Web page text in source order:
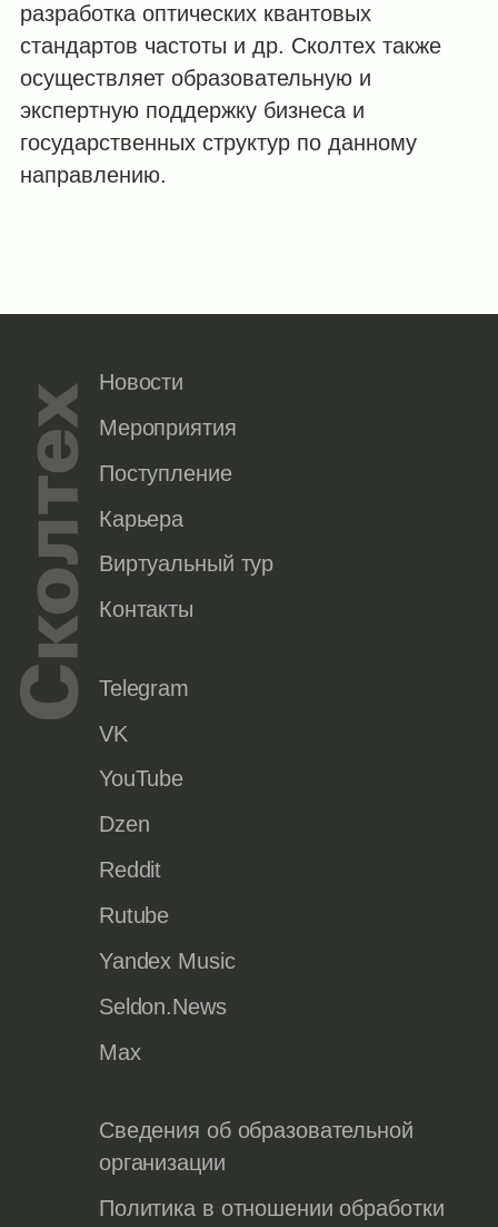
разработка оптических квантовых
стандартов частоты и др. Сколтех также
осуществляет образовательную и
экспертную поддержку бизнеса и
государственных структур по данному
направлению.
Новости
Мероприятия
Поступление
Карьера
Виртуальный тур
Контакты
Telegram
VK
YouTube
Dzen
Reddit
Rutube
Yandex Music
Seldon.News
Max
Сведения об образовательной
организации
Политика в отношении обработки